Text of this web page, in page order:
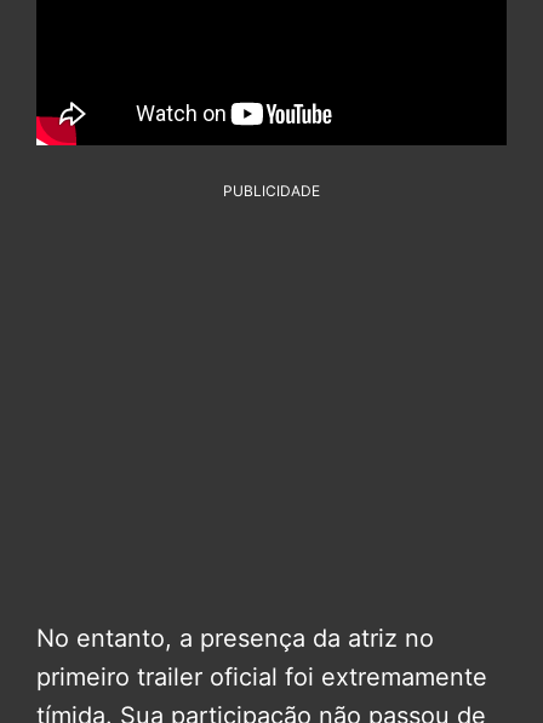
PUBLICIDADE
No entanto, a presença da atriz no
primeiro trailer oficial foi extremamente
tímida. Sua participação não passou de